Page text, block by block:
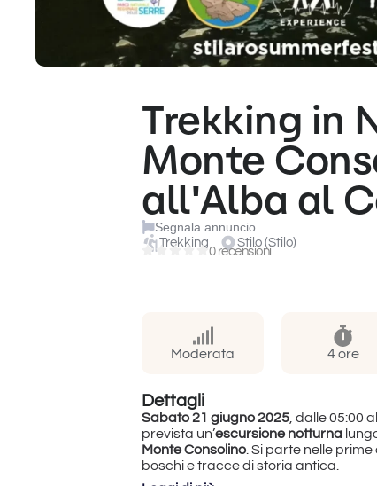
Trekking in
Monte
all'Alba al
Segnala annuncio
Trekking Stilo (Stilo)
0 recensioni
Moderata 4 ore
Dettagli
Sabato 21 giugno 2025 , dalle 05:00
prevista un’escursione notturna
Monte Consolino . Si parte nelle
boschi e tracce di storia antica.